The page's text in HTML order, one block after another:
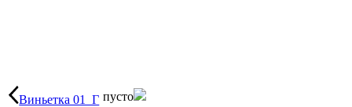
Виньетка 01_Г пусто